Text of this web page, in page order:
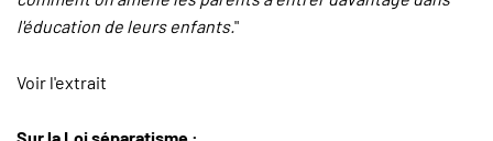
l'éducation de leurs enfants."
Voir l'extrait